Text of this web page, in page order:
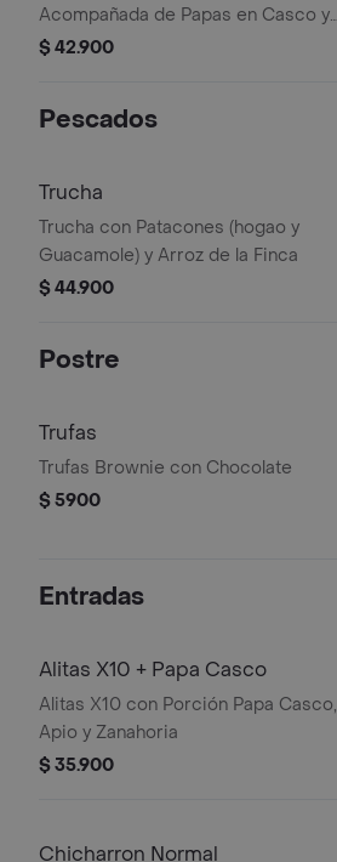
Acompañada de Papas en Casco y
Arroz de la Finca con Mazorca
$ 42.900
Pescados
Trucha
Trucha con Patacones (hogao y
Guacamole) y Arroz de la Finca
$ 44.900
Postre
Trufas
Trufas Brownie con Chocolate
$ 5900
Entradas
Alitas X10 + Papa Casco
Alitas X10 con Porción Papa Casco,
Apio y Zanahoria
$ 35.900
Chicharron Normal